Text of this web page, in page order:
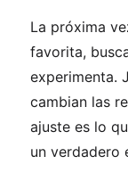
La próxima
favorita,
experimenta.
cambian las
ajuste es lo
un verdadero